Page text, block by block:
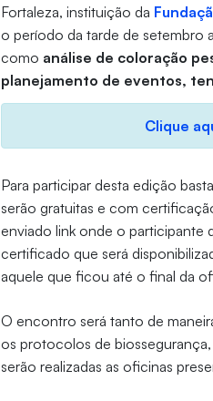
Fortaleza, instituição da
o período da tarde de setembro
como análise de coloração
planejamento de eventos,
Clique
Para participar desta edição
serão gratuitas e com
enviado link onde o participante
certificado que será
aquele que ficou até o final da
O encontro será tanto de
os protocolos de
serão realizadas as oficinas